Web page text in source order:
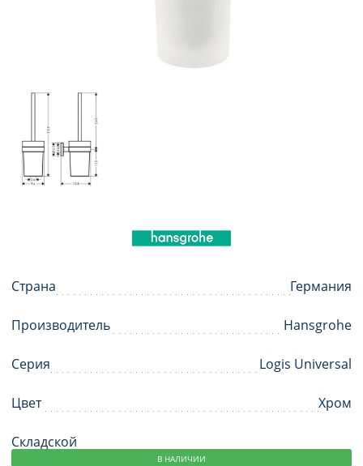
Страна Германия
Производитель Hansgrohe
Серия Logis Universal
Цвет Хром
Складской
В НАЛИЧИИ